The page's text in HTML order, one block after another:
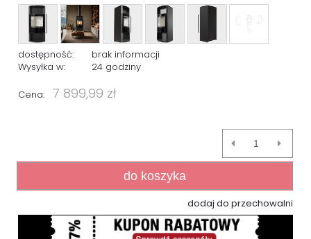
dostępność:
brak informacji
Wysyłka w:
24 godziny
Cena: 7 899,99 zł
do koszyka
dodaj do przechowalni